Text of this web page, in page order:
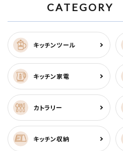
CATEGORY
キッチンツール
キッチン家電
カトラリー
キッチン収納